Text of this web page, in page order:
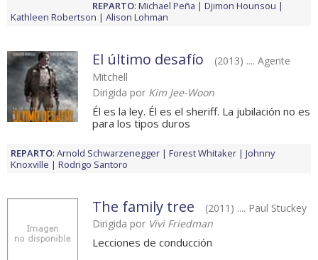
REPARTO: Michael Peña
Djimon Hounsou
Kathleen Robertson
Alison Lohman
El último desafío
(2013) .... Agente
Mitchell
Dirigida por Kim Jee-Woon
Él es la ley. Él es el sheriff. La jubilación no es
para los tipos duros
REPARTO: Arnold Schwarzenegger Forest Whitaker
Johnny
Knoxville
Rodrigo Santoro
The family tree
(2011) .... Paul Stuckey
Dirigida por Vivi Friedman
Lecciones de conducción